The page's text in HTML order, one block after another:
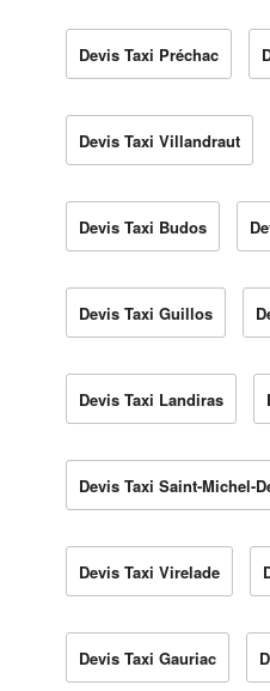
Devis Taxi Préchac
Devis Taxi Villandraut
Devis Taxi Budos
Devis Taxi Guillos
Devis Taxi Landiras
Devis Taxi Saint-Michel-
Devis Taxi Virelade
Devis Taxi Gauriac